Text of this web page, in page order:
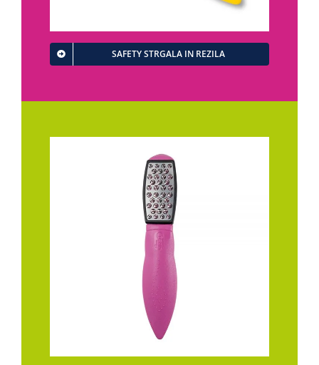
SAFETY STRGALA IN REZILA